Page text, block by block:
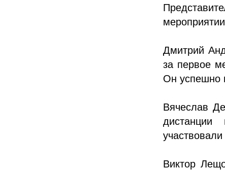
Дмитрий
за первое
Он успешно
Вячеслав
Виктор